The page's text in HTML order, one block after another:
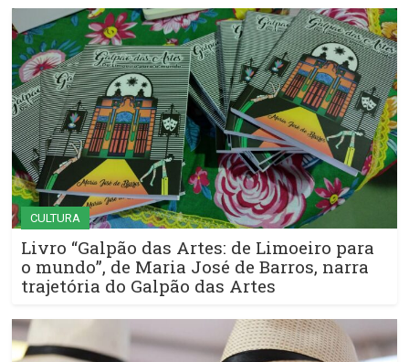
CULTURA
Livro “Galpão das Artes: de Limoeiro para
o mundo”, de Maria José de Barros, narra
trajetória do Galpão das Artes